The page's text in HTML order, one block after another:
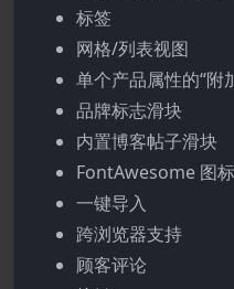
标签
网格/列表视图
单个产品属性的“附
品牌标志滑块
内置博客帖子滑块
FontAwesome 图标
一键导入
跨浏览器支持
顾客评论